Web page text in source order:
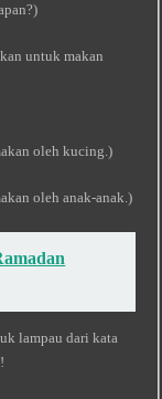
untuk makan
oleh kucing.)
oleh anak-anak.)
lampau dari kata